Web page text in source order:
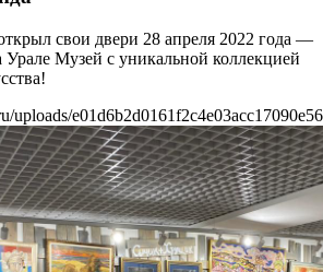
свои двери 28 апреля 2022 года —
Урале Музей с уникальной коллекцией
uploads/